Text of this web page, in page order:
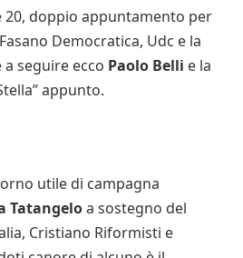
20, doppio appuntamento per
Democratica, Udc e la
a seguire ecco Paolo Belli e la
appunto.
utile di campagna
Tatangeloa sostegno del
Cristiano Riformisti e